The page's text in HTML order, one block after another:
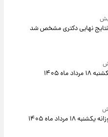
نتایج نهایی دکتری مشخص شد
ماه ۱۴۰۵
۱۸ مرداد ماه ۱۴۰۵